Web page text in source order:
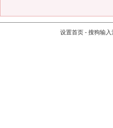
设置首页 - 搜狗输入